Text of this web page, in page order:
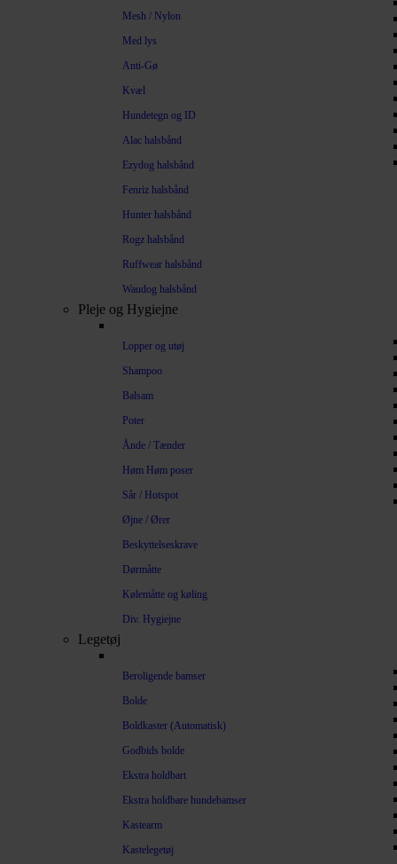
Mesh / Nylon
Med lys
Anti-Gø
Kvæl
Hundetegn og ID
Alac halsbånd
Ezydog halsbånd
Fenriz halsbånd
Hunter halsbånd
Rogz halsbånd
Ruffwear halsbånd
Waudog halsbånd
Pleje og Hygiejne
Lopper og utøj
Shampoo
Balsam
Poter
Ånde / Tænder
Høm Høm poser
Sår / Hotspot
Øjne / Ører
Beskyttelseskrave
Dørmåtte
Kølemåtte og køling
Div. Hygiejne
Legetøj
Beroligende bamser
Bolde
Boldkaster (Automatisk)
Godbids bolde
Ekstra holdbart
Ekstra holdbare hundebamser
Kastearm
Kastelegetøj